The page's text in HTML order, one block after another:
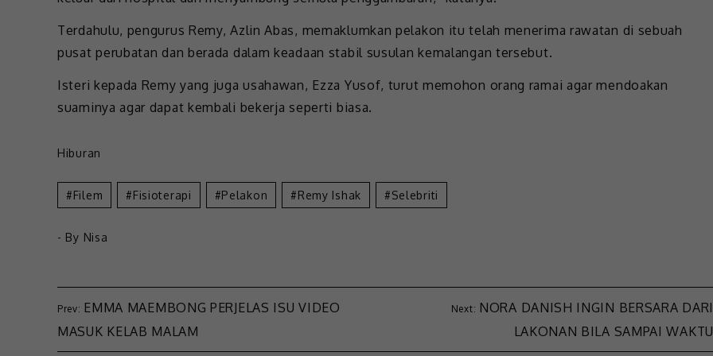
Terdahulu, pengurus Remy, Azlin Abas, memaklumkan pelakon itu telah menerima rawatan di sebuah
pusat perubatan dan berada dalam keadaan stabil susulan kemalangan tersebut.
Isteri kepada Remy yang juga usahawan, Ezza Yusof, turut memohon orang ramai agar mendoakan
suaminya agar dapat kembali bekerja seperti biasa.
Hiburan
Filem Fisioterapi Pelakon Remy Ishak Selebriti
- By Nisa
EMMA MAEMBONG PERJELAS ISU VIDEO
MASUK KELAB MALAM
NORA DANISH INGIN BERSARA DARI
LAKONAN BILA SAMPAI WAKTU